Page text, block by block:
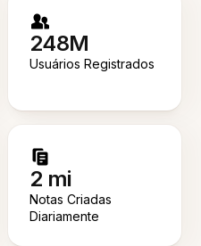
248M
Usuários Registrados
2 mi
Notas Criadas
Diariamente